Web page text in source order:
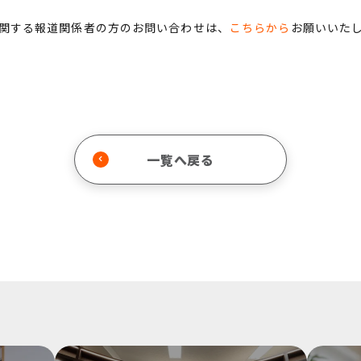
する報道関係者の方のお問い合わせは、 こちらから お願いいた
一覧へ戻る